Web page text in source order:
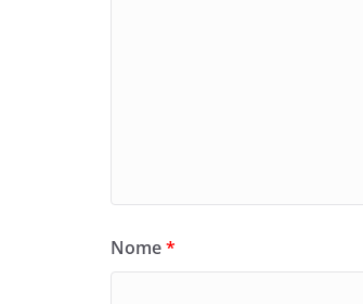
Nome*